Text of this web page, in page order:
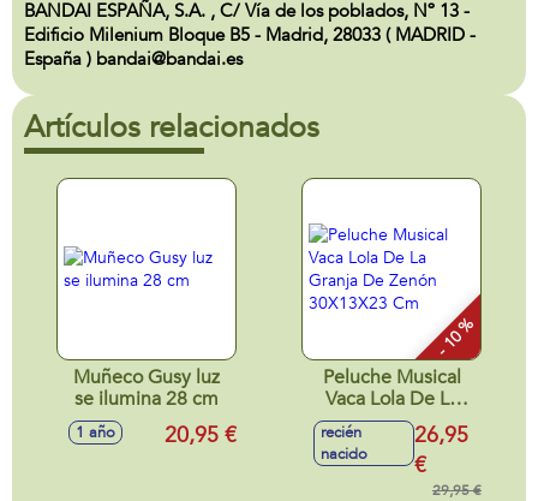
BANDAI ESPAÑA, S.A. , C/ Vía de los poblados, Nº 13 -
Edificio Milenium Bloque B5 - Madrid, 28033 ( MADRID -
España ) bandai@bandai.es
Artículos relacionados
Muñeco Gusy luz
se ilumina 28 cm
1 año 20,95 €
- 10 %
Peluche Musical
Vaca Lola De La
Granja De Zenón
30X13X23 Cm
recién
nacido
26,95
€
29,95 €